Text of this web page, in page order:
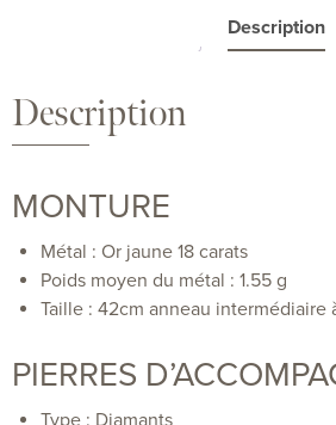
Description
Description
MONTURE
Métal : Or jaune 18 carats
Poids moyen du métal : 1.55 g
Taille : 42cm anneau intermédiaire
PIERRES